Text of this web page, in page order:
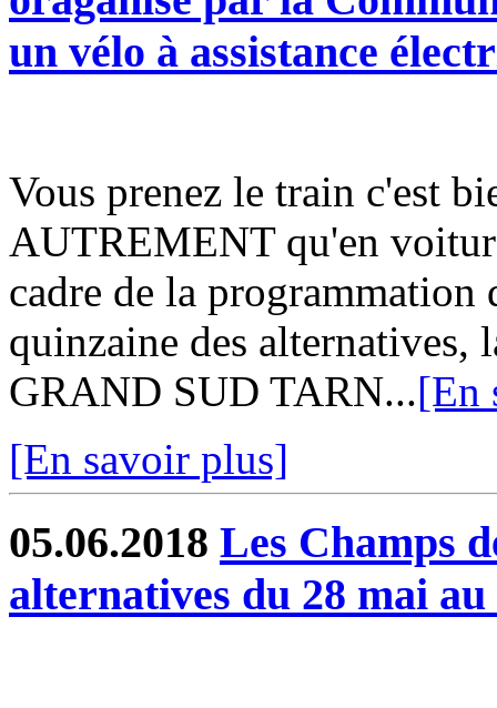
un vélo à assistance
Vous prenez le train c'est
AUTREMENT qu'en
cadre de la programmation
quinzaine des alternatives,
GRAND SUD TARN...[En
[En savoir plus]
05.06.2018 Les Champs
alternatives du 28 mai